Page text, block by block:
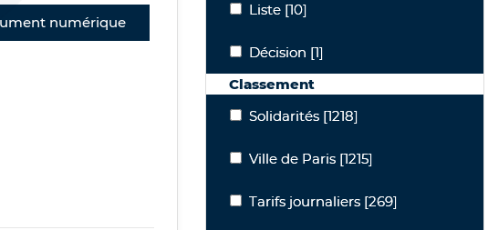
numérique
ListeListe [10]
Décision
Décision [1]
Classement
Solidarités
Solidarités [1218]
Ville de Paris
Ville de Paris [1215]
Tarifs journaliers
Tarifs journaliers [269]